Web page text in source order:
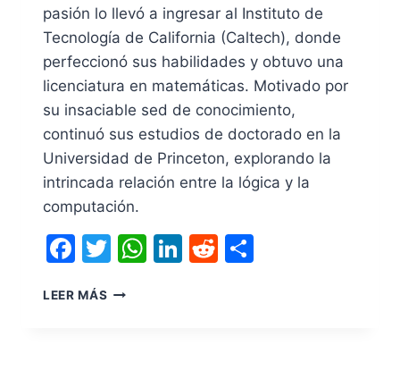
pasión lo llevó a ingresar al Instituto de
Tecnología de California (Caltech), donde
perfeccionó sus habilidades y obtuvo una
licenciatura en matemáticas. Motivado por
su insaciable sed de conocimiento,
continuó sus estudios de doctorado en la
Universidad de Princeton, explorando la
intrincada relación entre la lógica y la
computación.
Facebook
Twitter
WhatsApp
LinkedIn
Reddit
LEER MÁS